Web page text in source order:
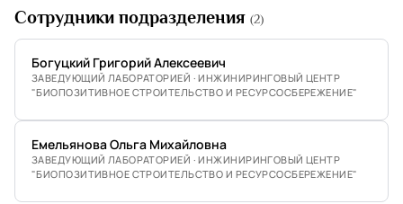
Сотрудники подразделения (2)
Богуцкий Григорий Алексеевич
ЗАВЕДУЮЩИЙ ЛАБОРАТОРИЕЙ · ИНЖИНИРИНГОВЫЙ ЦЕНТР
"БИОПОЗИТИВНОЕ СТРОИТЕЛЬСТВО И РЕСУРСОСБЕРЕЖЕНИЕ"
Емельянова Ольга Михайловна
ЗАВЕДУЮЩИЙ ЛАБОРАТОРИЕЙ · ИНЖИНИРИНГОВЫЙ ЦЕНТР
"БИОПОЗИТИВНОЕ СТРОИТЕЛЬСТВО И РЕСУРСОСБЕРЕЖЕНИЕ"